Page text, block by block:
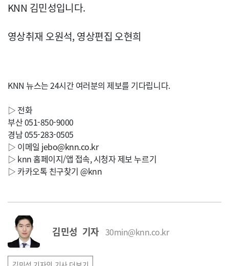
KNN 김민성입니다.
영상취재 오원석, 영상편집 오현희
KNN 뉴스는 24시간 여러분의 제보를 기다립니다.
▷ 전화
부산 051-850-9000
경남 055-283-0505
▷ 이메일 jebo@knn.co.kr
▷ knn 홈페이지/앱 접속, 시청자 제보 누르기
▷ 카카오톡 친구찾기 @knn
김민성 기자 30min@knn.co.kr